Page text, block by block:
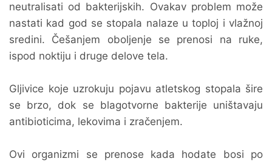
neutralisati od bakterijskih. Ovakav problem može
nastati kad god se stopala nalaze u toploj i vlažnoj
sredini. Češanjem oboljenje se prenosi na ruke,
ispod noktiju i druge delove tela.
Gljivice koje uzrokuju pojavu atletskog stopala šire
se brzo, dok se blagotvorne bakterije uništavaju
antibioticima, lekovima i zračenjem.
Ovi organizmi se prenose kada hodate bosi po